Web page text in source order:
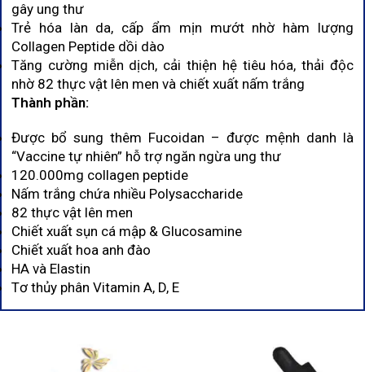
gây ung thư
Trẻ hóa làn da, cấp ẩm mịn mướt nhờ hàm lượng
Collagen Peptide dồi dào
Tăng cường miễn dịch, cải thiện hệ tiêu hóa, thải độc
nhờ 82 thực vật lên men và chiết xuất nấm trắng
Thành phần:
Được bổ sung thêm Fucoidan – được mệnh danh là
“Vaccine tự nhiên” hỗ trợ ngăn ngừa ung thư
120.000mg collagen peptide
Nấm trắng chứa nhiều Polysaccharide
82 thực vật lên men
Chiết xuất sụn cá mập & Glucosamine
Chiết xuất hoa anh đào
HA và Elastin
Tơ thủy phân Vitamin A, D, E